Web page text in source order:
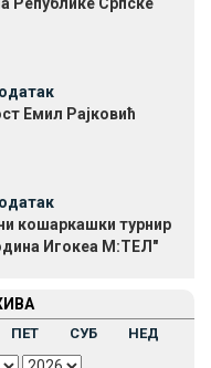
Републике Српске
Емил Рајковић
кошаркашки турнир
Игокеа М:ТЕЛ"
ПЕТ СУБ НЕД